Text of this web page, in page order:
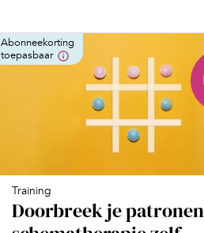
Abonneekorting
toepasbaar
Training
Doorbreek je